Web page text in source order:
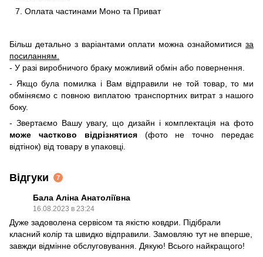
Оплата частинами Моно та Приват
Більш детально з варіантами оплати можна ознайомитися за
посиланням.
- У разі виробничого браку можливий обмін або повернення.
- Якщо була помилка і Вам відправили не той товар, то ми
обміняємо c повною виплатою транспортних витрат з нашого
боку.
- Звертаємо Вашу увагу, що дизайн і комплектація на фото
може частково відрізнятися(фото не точно передає
відтінок) від товару в упаковці.
Відгуки 7
Бала Аліна Анатоліївна
16.08.2023 в 23:24
Дуже задоволена сервісом та якістю ковдри. Підібрали
класний колір та швидко відправили. Замовляю тут не вперше,
завжди відмінне обслуговування. Дякую! Всього найкращого!